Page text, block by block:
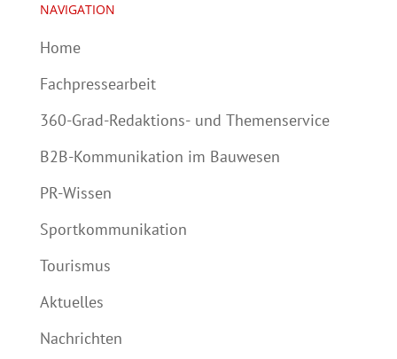
NAVIGATION
Home
Fachpressearbeit
360-Grad-Redaktions- und Themenservice
B2B-Kommunikation im Bauwesen
PR-Wissen
Sportkommunikation
Tourismus
Aktuelles
Nachrichten